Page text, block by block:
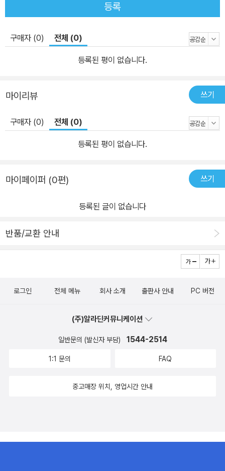
등록
구매자 (0) 전체 (0)
등록된 평이 없습니다.
마이리뷰 쓰기
구매자 (0) 전체 (0)
등록된 평이 없습니다.
마이페이퍼 (0편) 쓰기
등록된 글이 없습니다
반품/교환 안내
로그인 전체 메뉴 회사 소개 출판사 안내 PC 버전
(주)알라딘커뮤니케이션
일반문의 (발신자 부담) 1544-2514
1:1 문의 FAQ
중고매장 위치, 영업시간 안내